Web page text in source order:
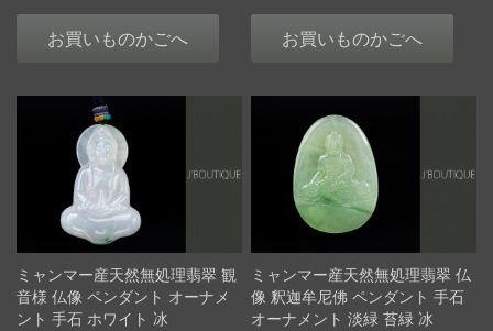
お買いものかごへ お買いものかごへ
ミャンマー産天然無処理翡翠 観
音様 仏像 ペンダント オーナメ
ント 手石 ホワイト 冰
ミャンマー産天然無処理翡翠 仏
像 釈迦牟尼佛 ペンダント 手石
オーナメント 淡緑 苔緑 冰